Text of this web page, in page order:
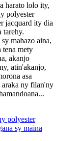
harato lolo ity,
polyester
jacquard ity dia
tarehy.
mahazo aina,
tena mety
akanjo
atin'akanjo,
asa
araka ny filan'ny